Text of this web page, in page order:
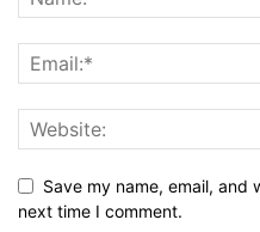
Save my name, email, and
next time I comment.